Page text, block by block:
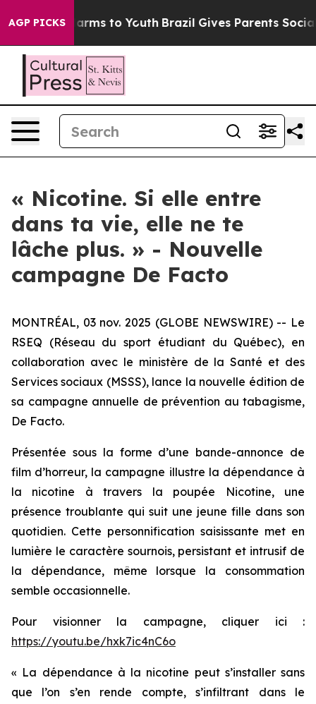
AGP PICKS
Abate Harms to Youth Brazil Gives Parents Social
« Nicotine. Si elle entre
dans ta vie, elle ne te
lâche plus. » - Nouvelle
campagne De Facto
MONTRÉAL, 03 nov. 2025 (GLOBE NEWSWIRE) -- Le
RSEQ (Réseau du sport étudiant du Québec), en
collaboration avec le ministère de la Santé et des
Services sociaux (MSSS), lance la nouvelle édition de
sa campagne annuelle de prévention au tabagisme,
De Facto.
Présentée sous la forme d’une bande-annonce de
film d’horreur, la campagne illustre la dépendance à
la nicotine à travers la poupée Nicotine, une
présence troublante qui suit une jeune fille dans son
quotidien. Cette personnification saisissante met en
lumière le caractère sournois, persistant et intrusif de
la dépendance, même lorsque la consommation
semble occasionnelle.
Pour visionner la campagne, cliquer ici :
https://youtu.be/hxk7ic4nC6o
« La dépendance à la nicotine peut s’installer sans
que l’on s’en rende compte, s’infiltrant dans le